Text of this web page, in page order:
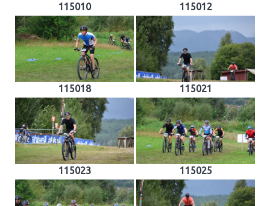
115010 115012
115018 115021
115023 115025